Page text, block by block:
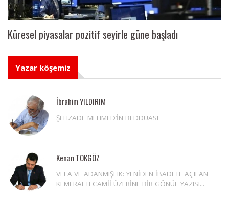
Küresel piyasalar pozitif seyirle güne başladı
Yazar köşemiz
İbrahim YILDIRIM
ŞEHZADE MEHMED’İN BEDDUASI
Kenan TOKGÖZ
VEFA VE ADANMIŞLIK: YENİDEN İBADETE AÇILAN
KEMERALTI CAMİİ ÜZERİNE BİR GÖNÜL YAZISI...